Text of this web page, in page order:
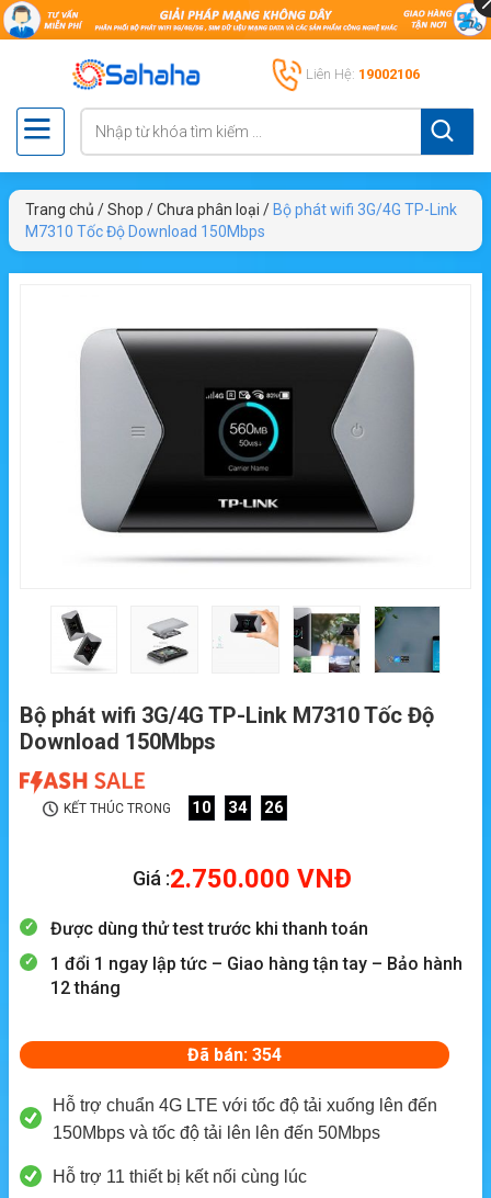
Liên Hệ: 19002106
Trang chủ /Shop /Chưa phân loại / Bộ phát wifi 3G/4G TP-Link
M7310 Tốc Độ Download 150Mbps
Bộ phát wifi 3G/4G TP-Link M7310 Tốc Độ
Download 150Mbps
KẾT THÚC TRONG 10 34 25
Giá :2.750.000 VNĐ
Được dùng thử test trước khi thanh toán
1 đổi 1 ngay lập tức – Giao hàng tận tay – Bảo hành
12 tháng
Đã bán: 354
Hỗ trợ chuẩn 4G LTE với tốc độ tải xuống lên đến
150Mbps và tốc độ tải lên lên đến 50Mbps
Hỗ trợ 11 thiết bị kết nối cùng lúc